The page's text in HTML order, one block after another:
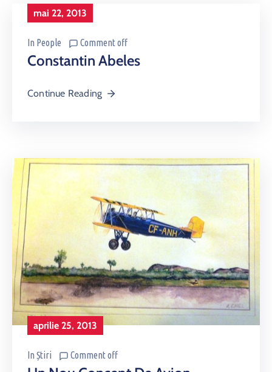
mai 22, 2013
In People Comment off
Constantin Abeles
Continue Reading
aprilie 25, 2013
In Știri Comment off